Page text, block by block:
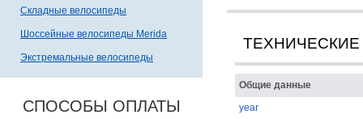
Складные велосипеды
Шоссейные велосипеды Merida
Экстремальные велосипеды
СПОСОБЫ ОПЛАТЫ
ТЕХНИЧЕСКИЕ
Общие данные
year